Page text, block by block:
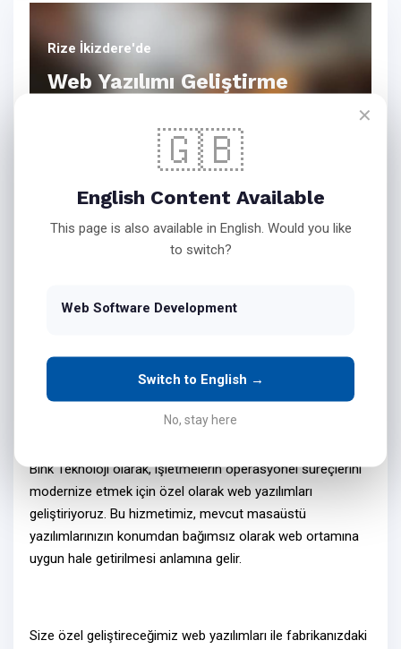
Rize İkizdere'de
Web Yazılımı Geliştirme
Bink Teknoloji Web Yazılım
Hizmetleri
İşletmenizin Masaüstü
Taşıyın
Bink Teknoloji olarak, işletmelerin operasyonel süreçlerini
modernize etmek için özel olarak web yazılımları
geliştiriyoruz. Bu hizmetimiz, mevcut masaüstü
yazılımlarınızın konumdan bağımsız olarak web ortamına
uygun hale getirilmesi anlamına gelir.
Size özel geliştireceğimiz web yazılımları ile fabrikanızdaki
✕
🇬🇧
English Content Available
This page is also available in English. Would you like
to switch?
Web Software Development
Switch to English →
No, stay here